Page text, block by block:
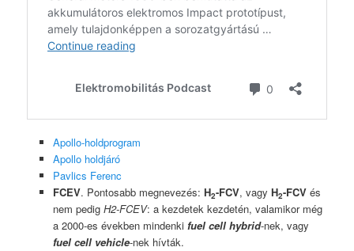
Apollo-holdprogram
Apollo holdjáró
Pavlics Ferenc
FCEV. Pontosabb megnevezés: H2-FCV, vagy H2-FCVés
nem pedig H2-FCEV: a kezdetek kezdetén, valamikor még
a 2000-es években mindenki fuel cell hybrid-nek, vagy
fuel cell vehicle-nek hívták.